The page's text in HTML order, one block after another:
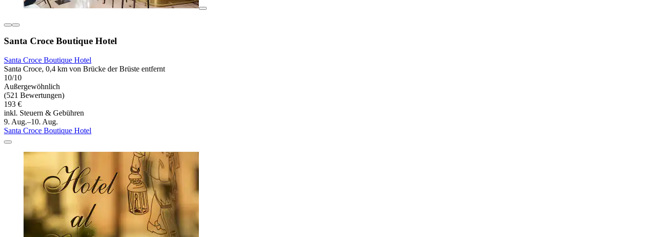
Santa Croce Boutique Hotel
Santa Croce Boutique Hotel
Santa Croce, 0,4 km von Brücke der Brüste entfernt
10/10
Außergewöhnlich
(521 Bewertungen)
193 €
inkl. Steuern & Gebühren
9. Aug.–10. Aug.
Santa Croce Boutique Hotel